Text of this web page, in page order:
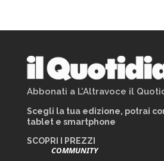
Abbonati a L’Altravoce il
Scegli la tua edizione, potrai
tablet e smartphone
SCOPRI I PREZZI
COMMUNITY